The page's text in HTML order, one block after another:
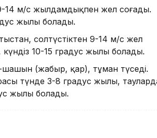
14 м/с жылдамдықпен жел соғады.
жылы болады.
солтүстіктен 9-14 м/с жел
10-15 градус жылы болады.
(жаңбыр, қар), тұман түседі.
түнде 3-8 градус жылы,
жылы болады.